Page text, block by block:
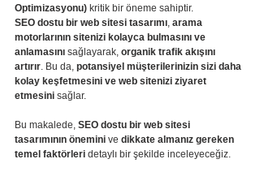
Optimizasyonu) kritik bir öneme sahiptir.
SEO dostu bir web sitesi tasarımı, arama
motorlarının sitenizi kolayca bulmasını ve
anlamasını sağlayarak, organik trafik akışını
artırır. Bu da, potansiyel müşterilerinizin sizi daha
kolay keşfetmesini ve web sitenizi ziyaret
etmesini sağlar.
Bu makalede, SEO dostu bir web sitesi
tasarımının önemini ve dikkate almanız gereken
temel faktörleri detaylı bir şekilde inceleyeceğiz.